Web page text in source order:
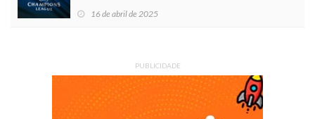
16 de abril de 2025
PUBLICIDADE